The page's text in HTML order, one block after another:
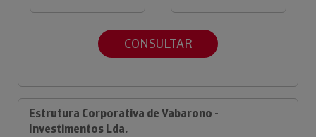
CONSULTAR
Estrutura Corporativa de Vabarono -
Investimentos Lda.